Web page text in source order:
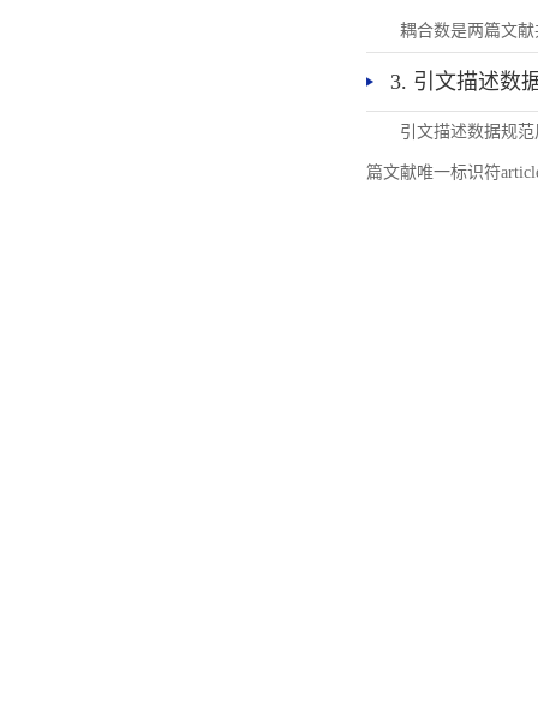
耦合数是两篇文
3. 引文描述数
引文描述数据规
篇文献唯一标识符